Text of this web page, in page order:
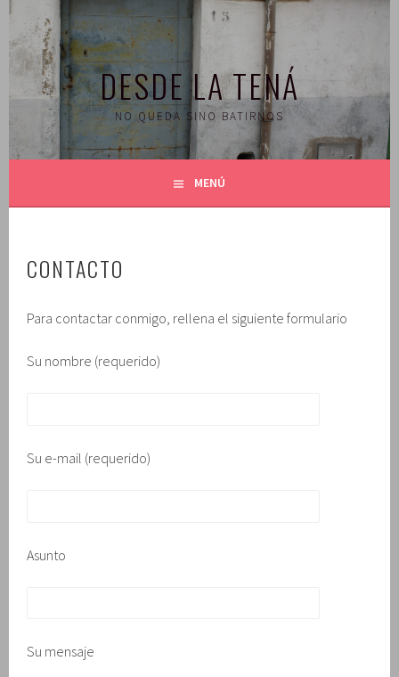
Saltar
contenido
DESDE LA TENÁ
NO QUEDA SINO BATIRNOS
MENÚ
CONTACTO
Para contactar conmigo, rellena el siguiente formulario
Su nombre (requerido)
Su e-mail (requerido)
Asunto
Su mensaje